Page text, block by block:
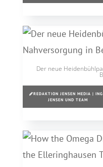
Der neue
REDAKTION JENSEN MEDIA |
JENSEN UND TEAM